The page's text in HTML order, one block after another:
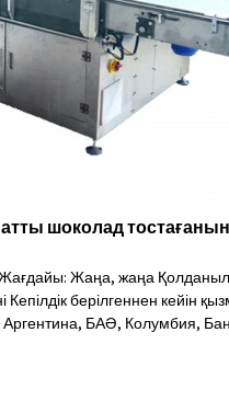
шоколад
Жаңа, жаңа
Кепілдік берілгеннен кейін
БАӘ, Колумбия,